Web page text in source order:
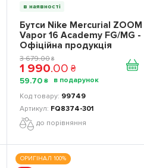
в наявності
Бутси Nike Mercurial ZOOM
Vapor 16 Academy FG/MG -
Офіційна продукція
3 679.00 ₴
1 990.00 ₴
59.70 ₴
99749
FQ8374-301
до порівняння
ОРИГІНАЛ 100%